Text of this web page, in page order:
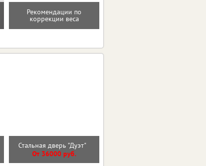
Рекомендации по
коррекции веса
Стальная дверь "Дуэт"
От 36000 руб.